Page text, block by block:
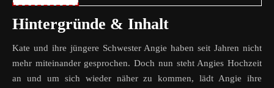
Hintergründe & Inhalt
Kate und ihre jüngere Schwester Angie haben seit Jahren nicht
mehr miteinander gesprochen. Doch nun steht Angies Hochzeit
an und um sich wieder näher zu kommen, lädt Angie ihre